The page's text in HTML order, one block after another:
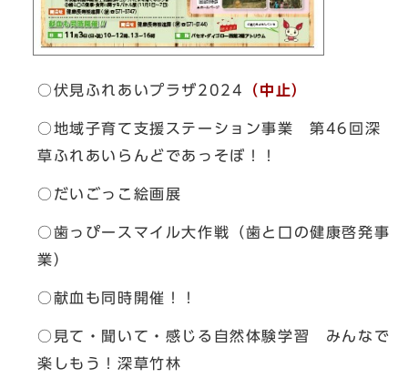
○伏見ふれあいプラザ2024 （中止）
○地域子育て支援ステーション事業 第46回深
草ふれあいらんどであっそぼ！！
○だいごっこ絵画展
○歯っぴースマイル大作戦（歯と口の健康啓発事
業）
○献血も同時開催！！
○見て・聞いて・感じる自然体験学習 みんなで
楽しもう！深草竹林